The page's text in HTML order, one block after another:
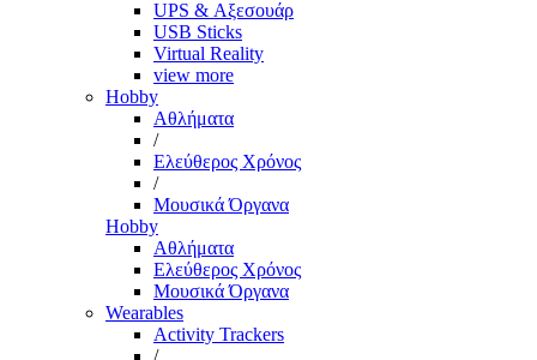
UPS & Αξεσουάρ
USB Sticks
Virtual Reality
view more
Hobby
Αθλήματα
/
Ελεύθερος Χρόνος
/
Μουσικά Όργανα
Hobby
Αθλήματα
Ελεύθερος Χρόνος
Μουσικά Όργανα
Wearables
Activity Trackers
/